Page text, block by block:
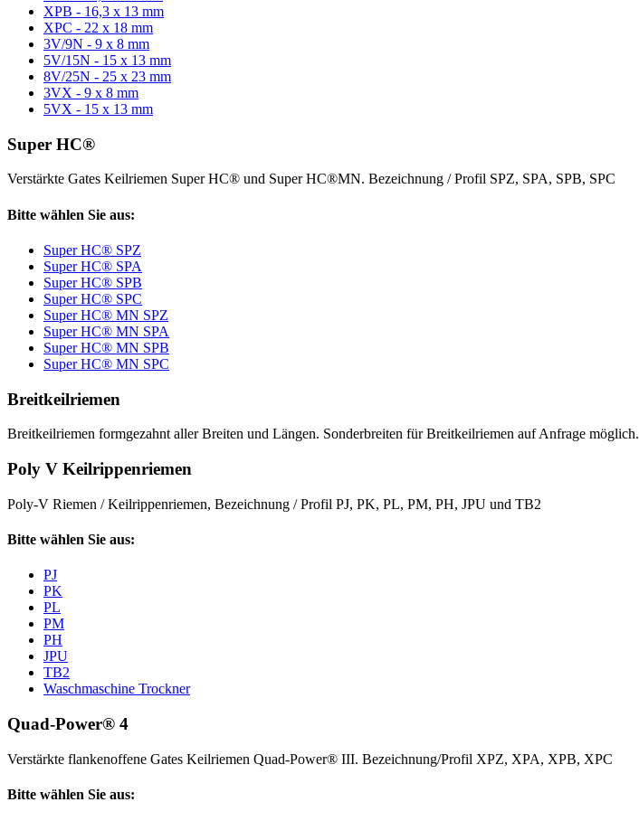
XPB - 16,3 x 13 mm
XPC - 22 x 18 mm
3V/9N - 9 x 8 mm
5V/15N - 15 x 13 mm
8V/25N - 25 x 23 mm
3VX - 9 x 8 mm
5VX - 15 x 13 mm
Super HC®
Verstärkte Gates Keilriemen Super HC® und Super HC®MN. Bezeichnung / Profil SPZ, SPA, SPB, SPC
Bitte wählen Sie aus:
Super HC® SPZ
Super HC® SPA
Super HC® SPB
Super HC® SPC
Super HC® MN SPZ
Super HC® MN SPA
Super HC® MN SPB
Super HC® MN SPC
Breitkeilriemen
Breitkeilriemen formgezahnt aller Breiten und Längen. Sonderbreiten für Breitkeilriemen auf Anfrage möglich.
Poly V Keilrippenriemen
Poly-V Riemen / Keilrippenriemen, Bezeichnung / Profil PJ, PK, PL, PM, PH, JPU und TB2
Bitte wählen Sie aus:
PJ
PK
PL
PM
PH
JPU
TB2
Waschmaschine Trockner
Quad-Power® 4
Verstärkte flankenoffene Gates Keilriemen Quad-Power® III. Bezeichnung/Profil XPZ, XPA, XPB, XPC
Bitte wählen Sie aus: